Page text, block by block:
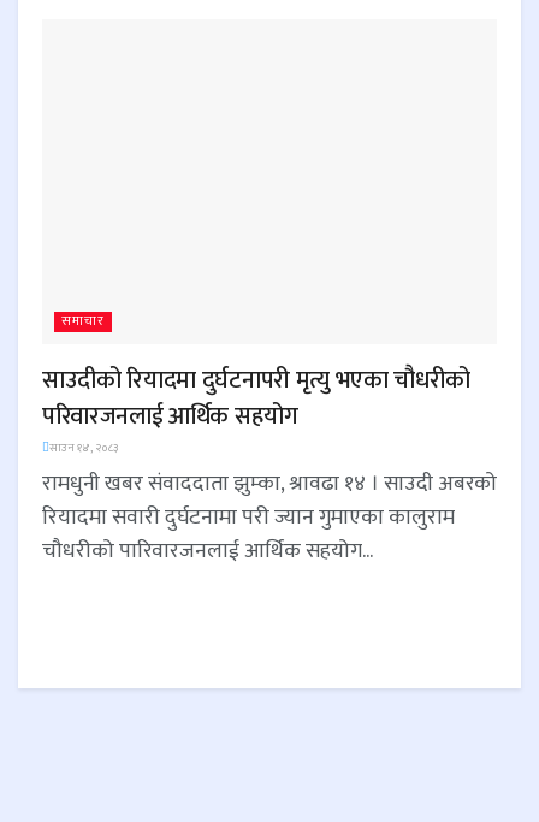
समाचार
साउदीको रियादमा दुर्घटनापरी मृत्यु भएका चौधरीको
परिवारजनलाई आर्थिक सहयोग
साउन १४, २०८३
रामधुनी खबर संवाददाता झुम्का, श्रावढा १४ । साउदी अबरको
रियादमा सवारी दुर्घटनामा परी ज्यान गुमाएका कालुराम
चौधरीको पारिवारजनलाई आर्थिक सहयोग...